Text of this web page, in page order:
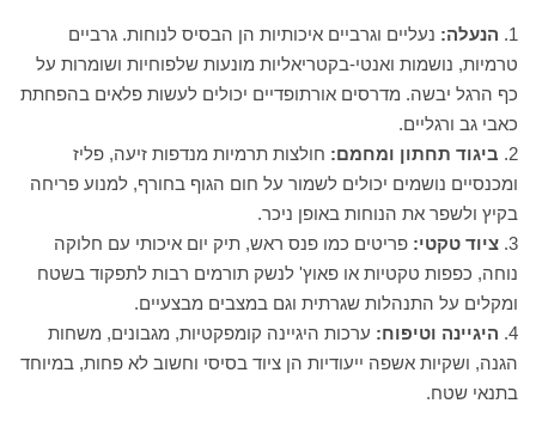
הנעלה: נעליים וגרביים איכותיות הן הבסיס לנוחות. גרביים
טרמיות, נושמות ואנטי-בקטריאליות מונעות שלפוחיות ושומרות על
כף הרגל יבשה. מדרסים אורתופדיים יכולים לעשות פלאים בהפחתת
כאבי גב ורגליים.
ביגוד תחתון ומחמם: חולצות תרמיות מנדפות זיעה, פליז
ומכנסיים נושמים יכולים לשמור על חום הגוף בחורף, למנוע פריחה
בקיץ ולשפר את הנוחות באופן ניכר.
ציוד טקטי: פריטים כמו פנס ראש, תיק יום איכותי עם חלוקה
נוחה, כפפות טקטיות או פאוץ' לנשק תורמים רבות לתפקוד בשטח
ומקלים על התנהלות שגרתית וגם במצבים מבצעיים.
היגיינה וטיפוח: ערכות היגיינה קומפקטיות, מגבונים, משחות
הגנה, ושקיות אשפה ייעודיות הן ציוד בסיסי וחשוב לא פחות, במיוחד
בתנאי שטח.